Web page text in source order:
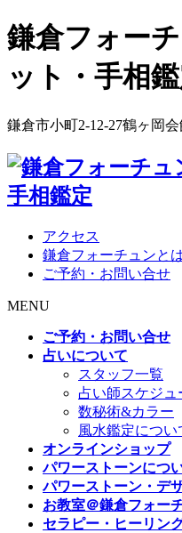
鎌倉フォー
ット・手相
鎌倉市小町2-12-27鶴ヶ岡
アクセス
鎌倉フォーチュンと
ご予約・お問い合せ
MENU
ご予約・お問い合せ
占いについて
スタッフ一覧
占い師スケジュ
数秘術&カラー
風水鑑定につい
オンラインショップ
パワーストーンにつ
パワーストーン・デ
お教室＠鎌倉フォー
セラピー・ヒーリン